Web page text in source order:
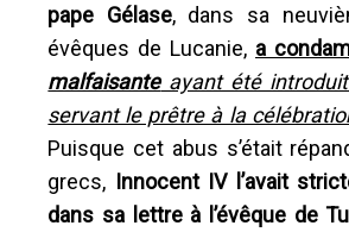
pape Gélase, dans sa
évêques de Lucanie, a
malfaisanteayant été
servant le prêtre à la
Puisque cet abus s’était
grecs, Innocent IV l’avait
dans sa lettre à l’évêque de